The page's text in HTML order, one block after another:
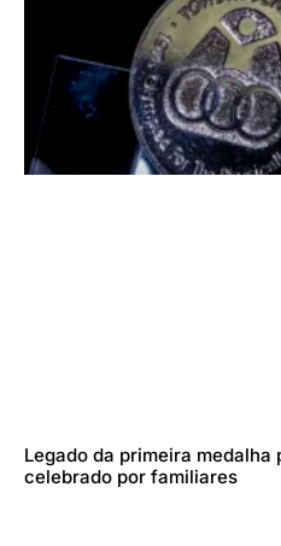
Legado da primeira
celebrado por familiares